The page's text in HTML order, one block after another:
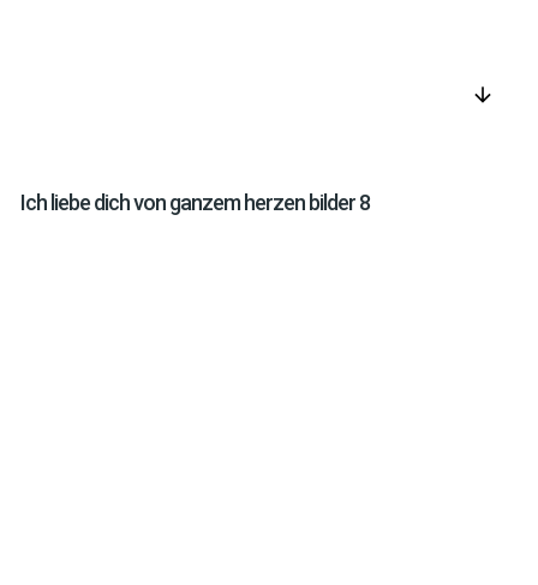
arrow_downward
Ich liebe dich von ganzem herzen bilder 8